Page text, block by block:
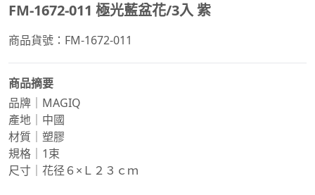
FM-1672-011 極光藍盆花/3入 紫
商品貨號：FM-1672-011
商品摘要
品牌｜MAGIQ
產地｜中國
材質｜塑膠
規格｜1束
尺寸｜花径６×Ｌ２３ｃｍ